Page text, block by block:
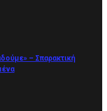
– Σπαρακτική